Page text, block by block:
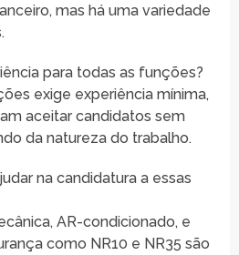
mas há uma variedade
para todas as funções?
exige experiência mínima,
aceitar candidatos sem
da natureza do trabalho.
na candidatura a essas
AR-condicionado, e
como NR10 e NR35 são